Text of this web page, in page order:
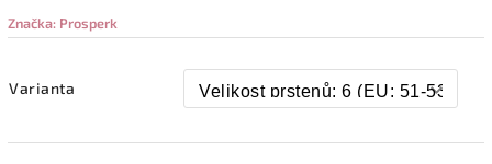
Značka: Prosperk
Varianta